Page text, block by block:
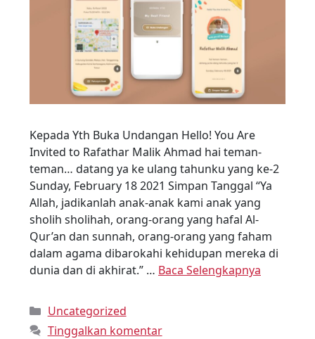
Kepada Yth Buka Undangan Hello! You Are
Invited to Rafathar Malik Ahmad hai teman-
teman… datang ya ke ulang tahunku yang ke-2
Sunday, February 18 2021 Simpan Tanggal “Ya
Allah, jadikanlah anak-anak kami anak yang
sholih sholihah, orang-orang yang hafal Al-
Qur’an dan sunnah, orang-orang yang faham
dalam agama dibarokahi kehidupan mereka di
dunia dan di akhirat.” … Baca Selengkapnya
Uncategorized
Tinggalkan komentar